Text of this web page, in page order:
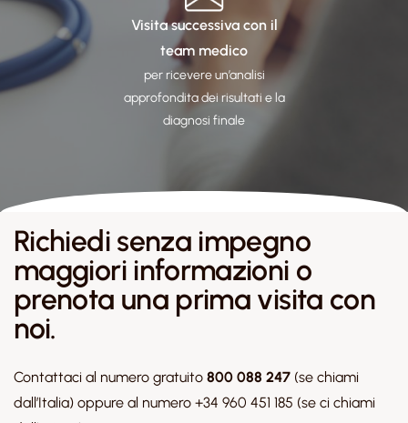
Visita successiva con il
team medico
per ricevere un’analisi
approfondita dei risultati e la
diagnosi finale​
Richiedi senza impegno
maggiori informazioni o
prenota una prima visita con
noi.
Contattaci al numero gratuito 800 088 247 (se chiami
dall’Italia) oppure al numero +34 960 451 185 (se ci chiami